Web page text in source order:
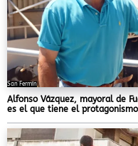
San Fermín
Alfonso Vázquez, mayoral de
es el que tiene el